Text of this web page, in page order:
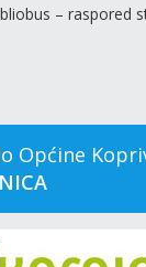
– raspored
Općine